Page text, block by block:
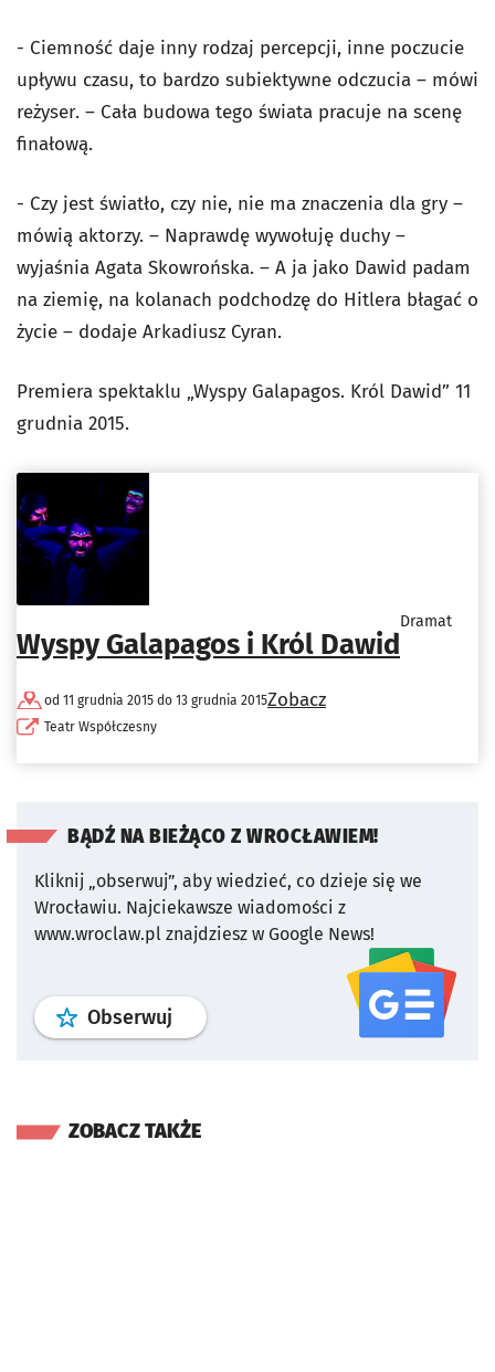
- Ciemność daje inny rodzaj percepcji, inne poczucie
upływu czasu, to bardzo subiektywne odczucia – mówi
reżyser. – Cała budowa tego świata pracuje na scenę
finałową.
- Czy jest światło, czy nie, nie ma znaczenia dla gry –
mówią aktorzy. – Naprawdę wywołuję duchy –
wyjaśnia Agata Skowrońska. – A ja jako Dawid padam
na ziemię, na kolanach podchodzę do Hitlera błagać o
życie – dodaje Arkadiusz Cyran.
Premiera spektaklu „Wyspy Galapagos. Król Dawid” 11
grudnia 2015.
Wyspy Galapagos i Król Dawid
Dramat
od 11 grudnia 2015 do 13 grudnia 2015
Teatr Współczesny
Zobacz
BĄDŹ NA BIEŻĄCO Z WROCŁAWIEM!
Kliknij „obserwuj”, aby wiedzieć, co dzieje się we
Wrocławiu. Najciekawsze wiadomości z
www.wroclaw.pl znajdziesz w Google News!
Obserwuj profil serwisu
ZOBACZ TAKŻE